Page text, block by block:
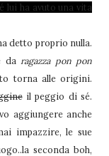
lui ha avuto una vita
detto proprio nulla.
da ragazza pon pon
torna alle origini.
il peggio di sé.
aggiungere anche
impazzire, le sue
seconda boh,